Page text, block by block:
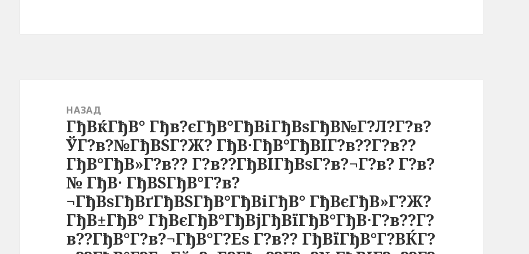
записям
НАЗАД
Предыдущая
запись:
ГђВќГђВ° Гђв?єГђВ°ГђВіГђВѕГђВ№Г?Л?Г?в?
ЎГ?в?№ГђВЅГ?Ж? ГђВ·ГђВ°ГђВІГ?в??Г?в??
ГђВ°ГђВ»Г?в?? Г?в??ГђВІГђВѕГ?в?¬Г?в? Г?в?
№ ГђВ· ГђВЅГђВ°Г?в?
¬ГђВѕГђВґГђВЅГђВ°ГђВіГђВ° ГђВєГђВ»Г?Ж?
ГђВ±ГђВ° ГђВєГђВ°ГђВјГђВїГђВ°ГђВ·Г?в??Г?
в??ГђВ°Г?в?¬ГђВ°Г?Еѕ Г?в?? ГђВїГђВ°Г?ВЌГ?